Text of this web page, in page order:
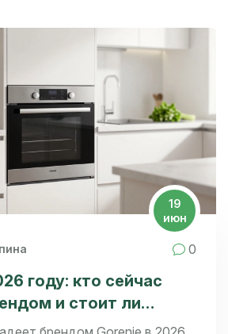
19
июн
0
году: кто сейчас
и стоит ли